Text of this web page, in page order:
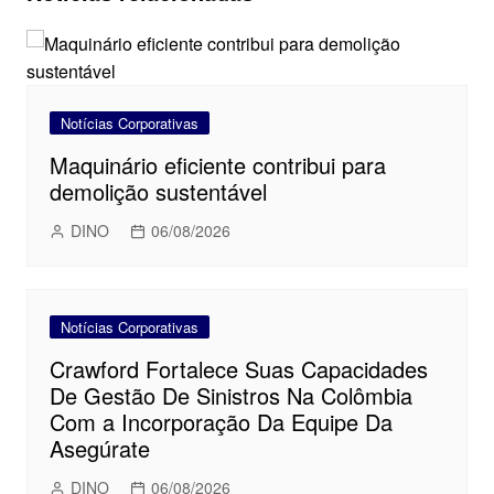
Notícias Corporativas
Maquinário eficiente contribui para
demolição sustentável
DINO 06/08/2026
Notícias Corporativas
Crawford Fortalece Suas Capacidades
De Gestão De Sinistros Na Colômbia
Com a Incorporação Da Equipe Da
Asegúrate
DINO 06/08/2026